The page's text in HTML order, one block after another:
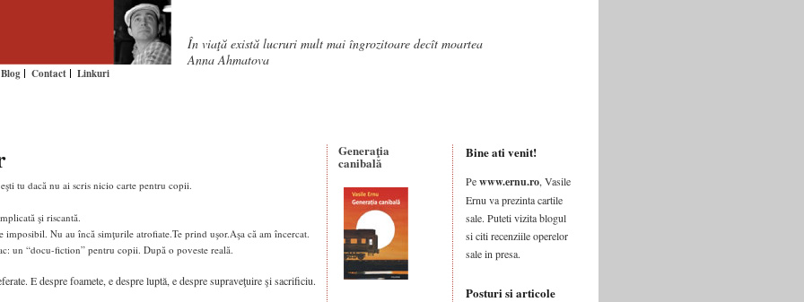
Blog Contact Linkuri
În viaţă există lucruri mult mai îngrozitoare decît moartea
Anna Ahmatova
tu dacă nu ai scris nicio carte pentru copii.
şi riscantă.
imposibil. Nu au încă simţurile atrofiate.Te prind uşor.Aşa că am încercat.
un “docu-fiction” pentru copii. După o poveste reală.
E despre foamete, e despre luptă, e despre supraveţuire şi sacrificiu.
Generaţia
canibală
Bine ati venit!
Pewww.ernu.ro, Vasile
Ernu va prezinta cartile
sale. Puteti vizita blogul
si citi recenziile operelor
sale in presa.
Posturi si articole